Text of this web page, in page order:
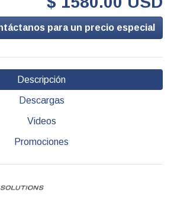
para un precio especial
Descripción
Descargas
Videos
Promociones